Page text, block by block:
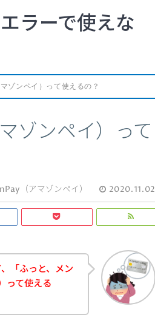
ラーで使えな
ゾンペイ）って使えるの？
ゾンペイ）って
（アマゾンペイ） 2020.11.02
「ふっと、メン
って使える